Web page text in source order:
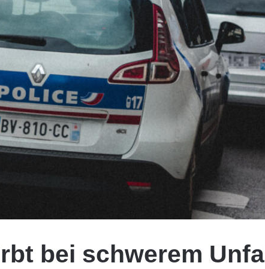
bei schwerem Unfall